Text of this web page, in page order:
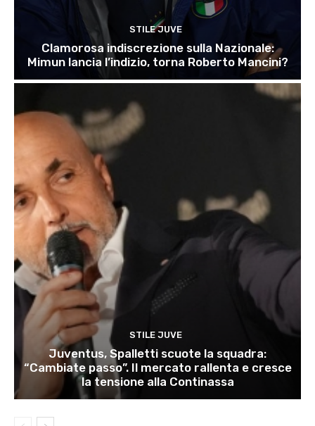
STILE JUVE
Clamorosa indiscrezione sulla Nazionale:
Mimun lancia l’indizio, torna Roberto Mancini?
STILE JUVE
Juventus, Spalletti scuote la squadra:
“Cambiate passo”. Il mercato rallenta e cresce
la tensione alla Continassa